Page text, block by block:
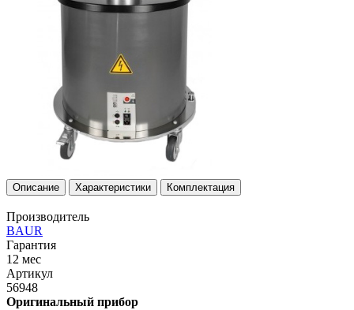
Описание Характеристики Комплектация
Производитель
BAUR
Гарантия
12 мес
Артикул
56948
Оригинальный прибор